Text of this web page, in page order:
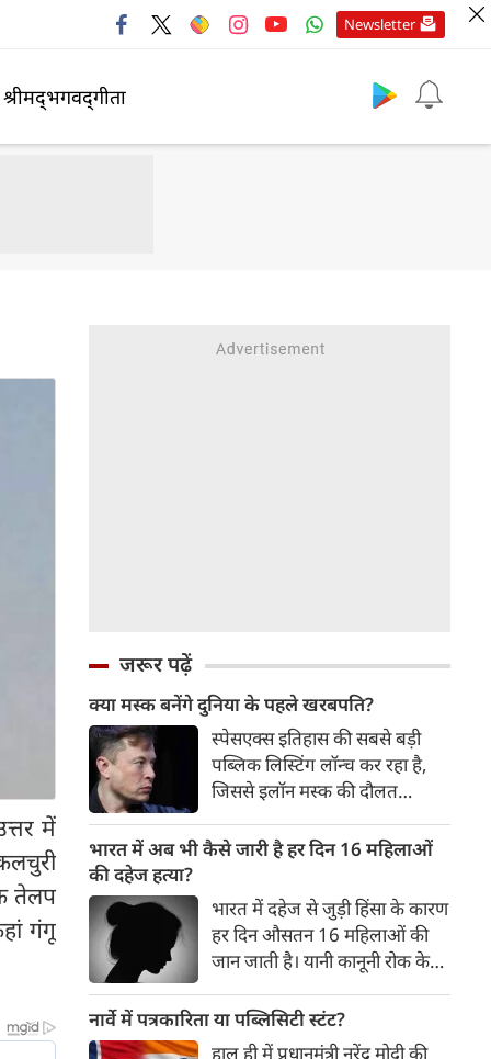
Newsletter
श्रीमद्‍भगवद्‍गीता
में
तेलप
गंगू
जरूर पढ़ें
क्या मस्क बनेंगे दुनिया के पहले खरबपति?
स्पेसएक्स इतिहास की सबसे बड़ी
पब्लिक लिस्टिंग लॉन्च कर रहा है,
जिससे इलॉन मस्क की दौलत
जाएगी। क्या इस कंपनी की ‘इस
सचमुच ब्रह्मांड जितनी
भारत में अब भी कैसे जारी है हर दिन 16 महिलाओं
की दहेज हत्या?
भारत में दहेज से जुड़ी हिंसा के कारण
हर दिन औसतन 16 महिलाओं की
जान जाती है। यानी कानूनी रोक के
अलग-अलग तरीकों से जारी है।
नार्वे में पत्रकारिता या पब्लिसिटी स्टंट?
हाल ही में प्रधानमंत्री नरेंद्र मोदी की